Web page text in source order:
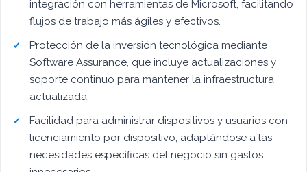
integración con herramientas de Microsoft, facilitando
flujos de trabajo más ágiles y efectivos.
Protección de la inversión tecnológica mediante
Software Assurance, que incluye actualizaciones y
soporte continuo para mantener la infraestructura
actualizada.
Facilidad para administrar dispositivos y usuarios con
licenciamiento por dispositivo, adaptándose a las
necesidades específicas del negocio sin gastos